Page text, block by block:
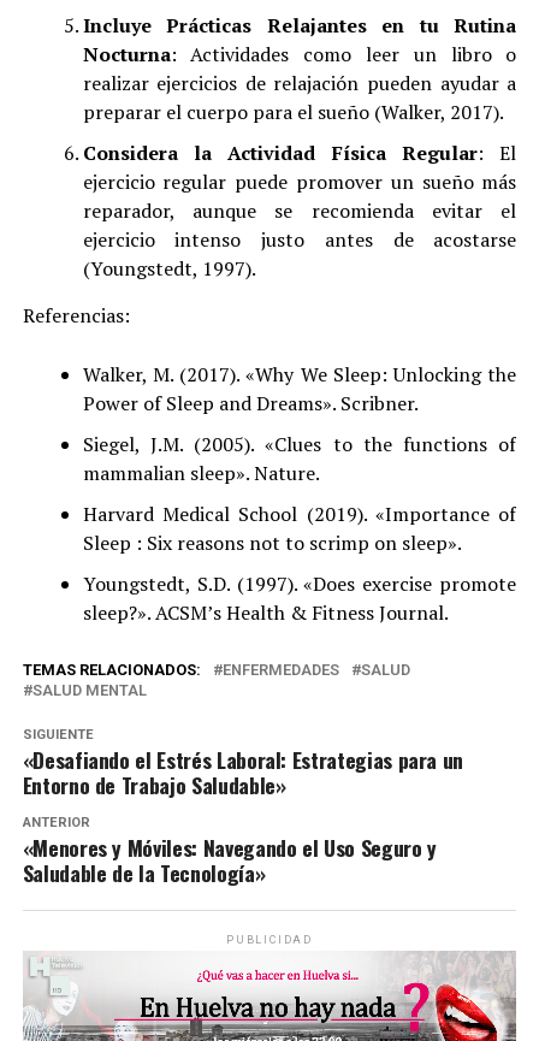
Incluye Prácticas Relajantes en tu Rutina
Nocturna: Actividades como leer un libro o
realizar ejercicios de relajación pueden ayudar a
preparar el cuerpo para el sueño (Walker, 2017).
Considera la Actividad Física Regular: El
ejercicio regular puede promover un sueño más
reparador, aunque se recomienda evitar el
ejercicio intenso justo antes de acostarse
(Youngstedt, 1997).
Referencias:
Walker, M. (2017). «Why We Sleep: Unlocking the
Power of Sleep and Dreams». Scribner.
Siegel, J.M. (2005). «Clues to the functions of
mammalian sleep». Nature.
Harvard Medical School (2019). «Importance of
Sleep : Six reasons not to scrimp on sleep».
Youngstedt, S.D. (1997). «Does exercise promote
sleep?». ACSM’s Health & Fitness Journal.
TEMAS RELACIONADOS: ENFERMEDADES
SALUD
SALUD MENTAL
SIGUIENTE
«Desafiando el Estrés Laboral: Estrategias para un
Entorno de Trabajo Saludable»
ANTERIOR
«Menores y Móviles: Navegando el Uso Seguro y
Saludable de la Tecnología»
PUBLICIDAD